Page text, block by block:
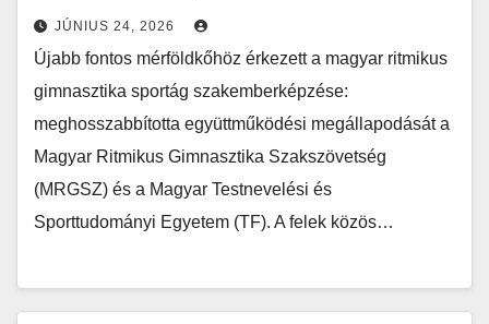
JÚNIUS 24, 2026
Újabb fontos mérföldkőhöz érkezett a magyar ritmikus
gimnasztika sportág szakemberképzése:
meghosszabbította együttműködési megállapodását a
Magyar Ritmikus Gimnasztika Szakszövetség
(MRGSZ) és a Magyar Testnevelési és
Sporttudományi Egyetem (TF). A felek közös…